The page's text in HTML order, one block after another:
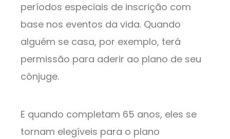
períodos especiais de inscrição com
base nos eventos da vida. Quando
alguém se casa, por exemplo, terá
permissão para aderir ao plano de seu
cônjuge.
E quando completam 65 anos, eles se
tornam elegíveis para o plano